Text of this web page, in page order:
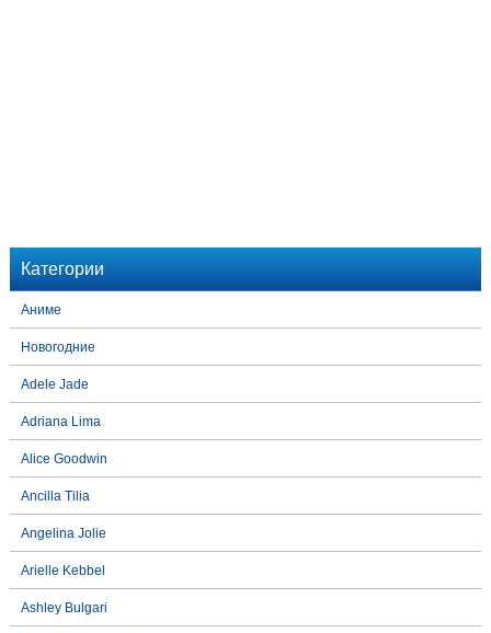
Категории
Аниме
Новогодние
Adele Jade
Adriana Lima
Alice Goodwin
Ancilla Tilia
Angelina Jolie
Arielle Kebbel
Ashley Bulgari